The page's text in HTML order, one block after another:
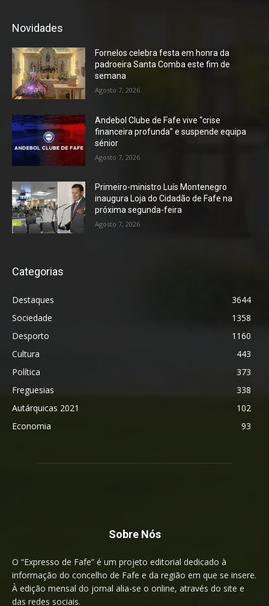
Novidades
Fornelos celebra festa em honra da
padroeira Santa Comba este fim de
semana
Agosto 7, 2026
Andebol Clube de Fafe vive “crise
financeira profunda” e suspende equipa
sénior
Agosto 7, 2026
Primeiro-ministro Luís Montenegro
inaugura Loja do Cidadão de Fafe na
próxima segunda-feira
Agosto 7, 2026
Categorias
Destaques
3644
Sociedade
1358
Desporto
1160
Cultura
443
Política
373
Freguesias
338
Autárquicas 2021
102
Economia
93
Sobre Nós
O “Expresso de Fafe” é um projeto editorial dedicado à
informação do concelho de Fafe e da região em que se insere.
À edição mensal do jornal alia-se o online, através do site e
das redes sociais.